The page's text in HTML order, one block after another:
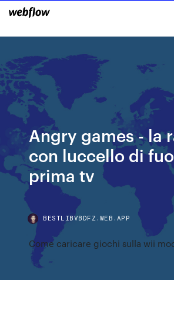
Angry games - la
con luccello di
prima tv
BESTLIBVBDFZ.WEB.APP
Come caricare giochi sulla wii